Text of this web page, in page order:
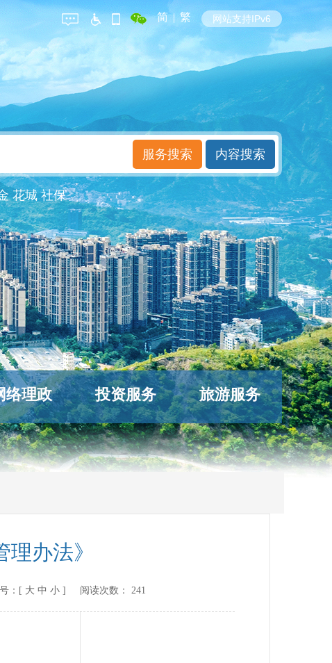
简 | 繁 网站支持IPv6
花城 社保
络理政 投资服务 旅游服务
办法》
：[ 大 中 小 ] 阅读次数： 241